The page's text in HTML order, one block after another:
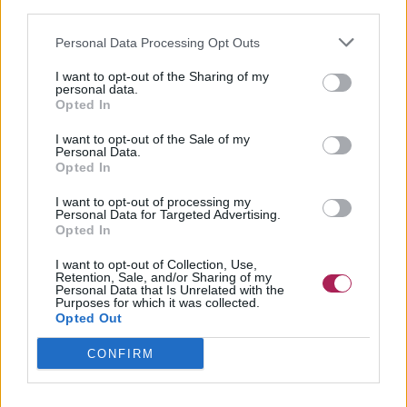
Personal Data Processing Opt Outs
I want to opt-out of the Sharing of my
personal data.
Opted In
I want to opt-out of the Sale of my
Personal Data.
Opted In
I want to opt-out of processing my
Personal Data for Targeted Advertising.
Opted In
I want to opt-out of Collection, Use,
Retention, Sale, and/or Sharing of my
Personal Data that Is Unrelated with the
Purposes for which it was collected.
Opted Out
CONFIRM